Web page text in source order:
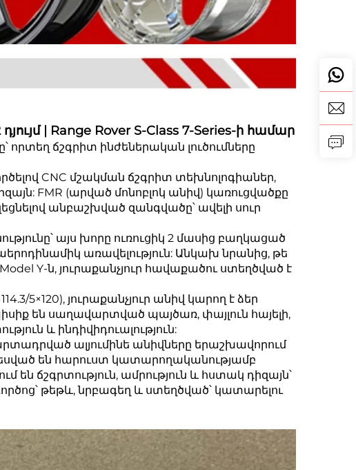
| Range Rover S-Class 7-Series-ի համար
ճշգրիտ ինժեներական լուծումները
CNC մշակման ճշգրիտ տեխնոլոգիաներ,
FMR (արված մոնոբլոկ անիվ) կառուցվածքը
անբաշխված զանգվածը՝ ավելի սուր
այս խորը ուռուցիկ 2 մասից բաղկացած
առավելություն: Անկախ նրանից, թե
Model Y-ն, յուրաքանչյուր հավաքածու ստեղծված է
5×120), յուրաքանչյուր անիվ կարող է ձեր
են սաղավարտված պայծառ, փայլուն հայելի,
և ինդիվիդուալություն:
ալյումինե անիվները երաշխավորում
են հարուստ կատարողականությամբ
ճշգրտություն, ամրություն և հստակ դիզայն՝
թեթև, նրբագեղ և ստեղծված՝ կատարելու